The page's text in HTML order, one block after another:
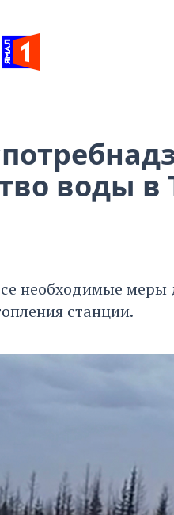
воды в
необходимые меры
станции.